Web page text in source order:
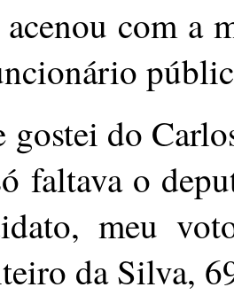
acenou com a
gostei do
faltava o
meu
da Silva,